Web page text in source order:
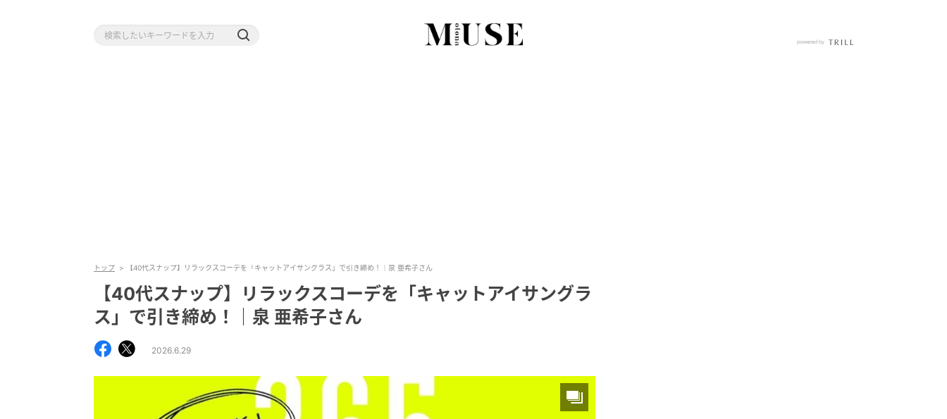
トップ 【40代スナップ】リラックスコーデを「キャットアイサングラス」で引き締め！｜泉 亜希子さん
【40代スナップ】リラックスコーデを「キャットアイサングラ
ス」で引き締め！｜泉 亜希子さん
2026.6.29